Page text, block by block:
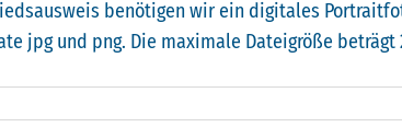
benötigen wir ein digitales
jpg und png. Die maximale Dateigröße beträgt